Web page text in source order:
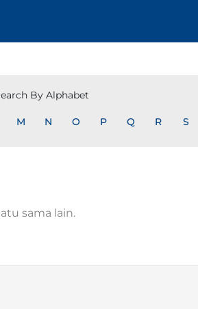
By Alphabet
M N O P Q R S
sama lain.